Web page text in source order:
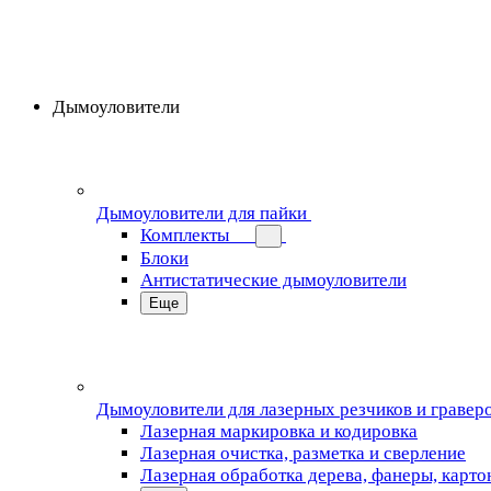
Дымоуловители
Дымоуловители для пайки
Комплекты
Блоки
Антистатические дымоуловители
Еще
Дымоуловители для лазерных резчиков и
Лазерная маркировка и кодировка
Лазерная очистка, разметка и сверление
Лазерная обработка дерева, фанеры,